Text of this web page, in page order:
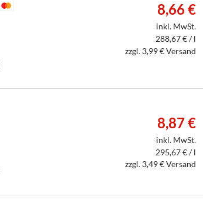
8,66 €
inkl. MwSt.
288,67 € / l
zzgl. 3,99 € Versand
8,87 €
inkl. MwSt.
295,67 € / l
zzgl. 3,49 € Versand